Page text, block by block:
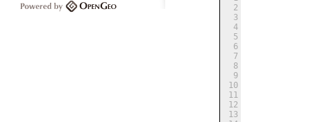
2
3
4
5
6
7
8
9
10
11
12
13